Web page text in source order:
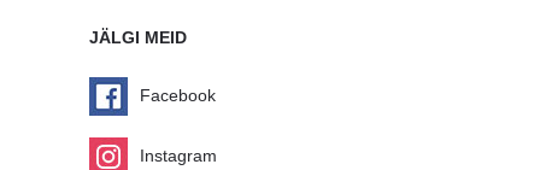
JÄLGI MEID
Facebook
Instagram